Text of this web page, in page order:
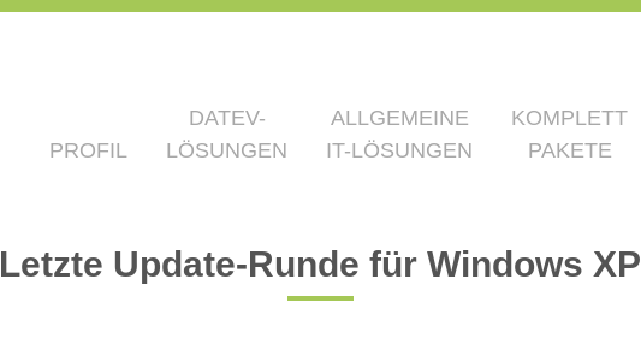
PROFIL
DATEV-
LÖSUNGEN
ALLGEMEINE
IT-LÖSUNGEN
KOMPLETT
PAKETE
Letzte Update-Runde für Windows XP